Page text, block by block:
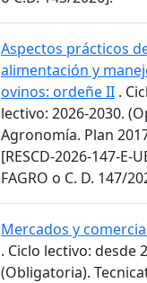
Aspectos prácticos
alimentación y
ovinos: ordeñe II .
lectivo: 2026-2030.
Agronomía. Plan
[RESCD-2026-147-E-
FAGRO o C. D. 147/
Mercados y
. Ciclo lectivo: desde
(Obligatoria).